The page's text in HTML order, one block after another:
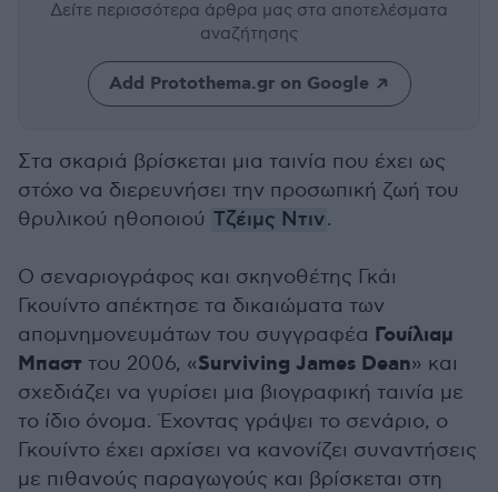
Δείτε περισσότερα άρθρα μας στα αποτελέσματα
αναζήτησης
Add Protothema.gr on Google
Στα σκαριά βρίσκεται μια ταινία που έχει ως
στόχο να διερευνήσει την προσωπική ζωή του
θρυλικού ηθοποιού Τζέιμς Ντιν.
Ο σεναριογράφος και σκηνοθέτης Γκάι
Γκουίντο απέκτησε τα δικαιώματα των
απομνημονευμάτων του συγγραφέα Γουίλιαμ
Μπαστ του 2006, «Surviving James Dean» και
σχεδιάζει να γυρίσει μια βιογραφική ταινία με
το ίδιο όνομα. Έχοντας γράψει το σενάριο, ο
Γκουίντο έχει αρχίσει να κανονίζει συναντήσεις
με πιθανούς παραγωγούς και βρίσκεται στη